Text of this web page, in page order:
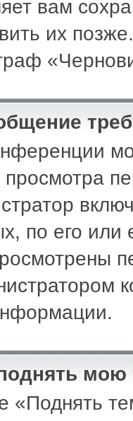
вам
их
просмотра
по его
мою
«Поднять